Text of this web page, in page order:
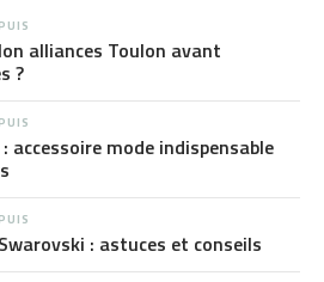
alliances Toulon avant
?
accessoire mode indispensable
: astuces et conseils